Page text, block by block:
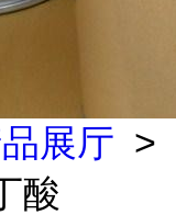
展厅 >
酸